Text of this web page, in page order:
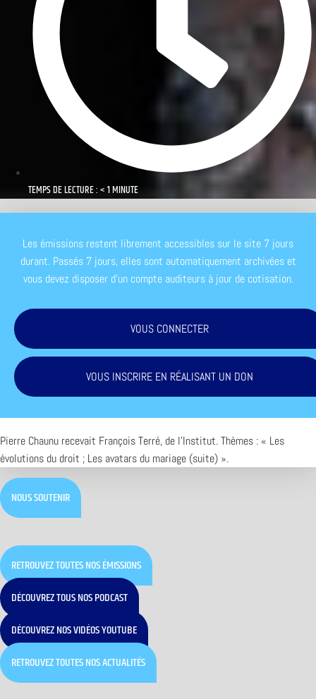
TEMPS DE LECTURE : < 1 MINUTE
Les émissions restent librement accessibles sur le site 7 jours
durant. Passés 7 jours, elles sont automatiquement archivées et
vous devez disposer d'un compte auditeurs à jour de cotisation.
VOUS CONNECTER
VOUS INSCRIRE EN RÉALISANT UN DON
Pierre Chaunu recevait François Terré, de l’Institut. Thèmes : « Les
évolutions du droit ; Les avatars du mariage (suite) ».
NOUS SOUTENIR
RETROUVEZ TOUTES NOS ÉMISSIONS
DÉCOUVREZ TOUS NOS PODCAST
DÉCOUVREZ NOS VIDÉOS YOUTUBE
RETROUVEZ TOUTES NOS ACTUALITÉS